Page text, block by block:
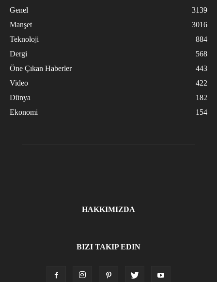
Genel
3139
Manşet
3016
Teknoloji
884
Dergi
568
Öne Çıkan Haberler
443
Video
422
Dünya
182
Ekonomi
154
HAKKIMIZDA
BIZI TAKIP EDIN